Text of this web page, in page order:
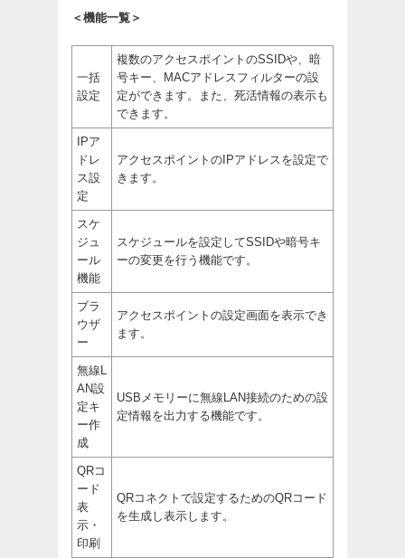
＜機能一覧＞
一括
設定
複数のアクセスポイントのSSIDや、暗
号キー、MACアドレスフィルターの設
定ができます。また、死活情報の表示も
できます。
IPア
ドレ
ス設
定
アクセスポイントのIPアドレスを設定で
きます。
スケ
ジュ
ール
機能
スケジュールを設定してSSIDや暗号キ
ーの変更を行う機能です。
ブラ
ウザ
ー
アクセスポイントの設定画面を表示でき
ます。
無線L
AN設
定キ
ー作
成
USBメモリーに無線LAN接続のための設
定情報を出力する機能です。
QRコ
ード
表
示・
印刷
QRコネクトで設定するためのQRコード
を生成し表示します。